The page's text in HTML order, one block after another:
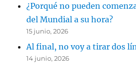
¿Porqué no pueden
del Mundial a su hora?
15 junio, 2026
Al final, no voy a tirar dos
14 junio, 2026